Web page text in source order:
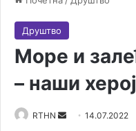
Друштво
Море и
– наши
RTHN
Send14.07.2022